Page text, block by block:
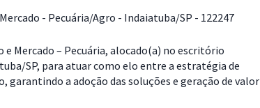
- Pecuária/Agro - Indaiatuba/SP - 122247
Mercado – Pecuária, alocado(a) no escritório
SP, para atuar como elo entre a estratégia de
garantindo a adoção das soluções e geração de valor